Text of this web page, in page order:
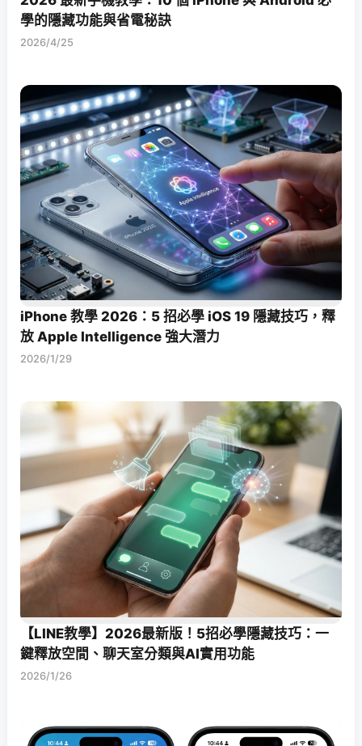
學的隱藏功能與省電秘訣
2026/4/25
iPhone 教學 2026：5 招必學 iOS 19 隱藏技巧，釋
放 Apple Intelligence 強大潛力
2026/1/29
【LINE教學】2026最新版！5招必學隱藏技巧：一
鍵釋放空間、聊天室分類與AI實用功能
2026/1/26